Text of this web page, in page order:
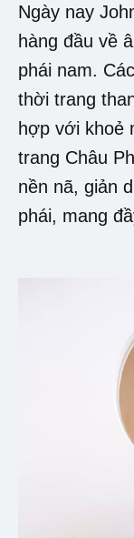
Ngày nay
hàng đầu về
phái nam.
thời trang
hợp với khoẻ
trang Châu
nền nã, giản
phái, mang